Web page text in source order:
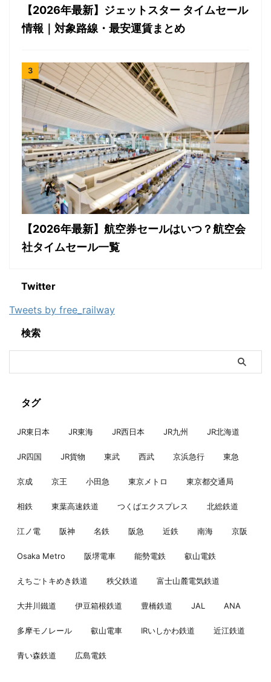
【2026年最新】ジェットスター タイムセール
情報｜対象路線・最安運賃まとめ
【2026年最新】航空券セールはいつ？航空会
社タイムセール一覧
Twitter
Tweets by free_railway
検索
タグ
JR東日本 JR東海 JR西日本 JR九州 JR北海道
JR四国 JR貨物 東武 西武 京浜急行 東急
京成 京王 小田急 東京メトロ 東京都交通局
相鉄 東葉高速鉄道 つくばエクスプレス 北総鉄道
江ノ電 阪神 名鉄 阪急 近鉄 南海 京阪
Osaka Metro 阪堺電車 能勢電鉄 叡山電鉄
えちごトキめき鉄道 秩父鉄道 富士山麓電気鉄道
大井川鐵道 伊豆箱根鉄道 豊橋鉄道 JAL ANA
多摩モノレール 叡山電車 IRいしかわ鉄道 近江鉄道
青い森鉄道 広島電鉄